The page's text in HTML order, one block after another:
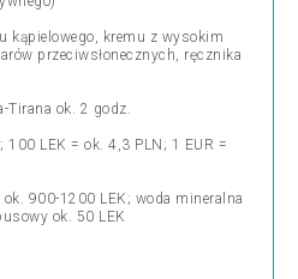
kąpielowego, kremu z wysokim
przeciwsłonecznych, ręcznika
Tirana ok. 2 godz.
100 LEK = ok. 4,3 PLN; 1 EUR =
ok. 900-1200 LEK; woda mineralna
ok. 50 LEK